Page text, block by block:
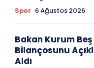
Spor 6 Ağustos 2026
Bakan Kurum Beş
Bilançosunu
Aldı